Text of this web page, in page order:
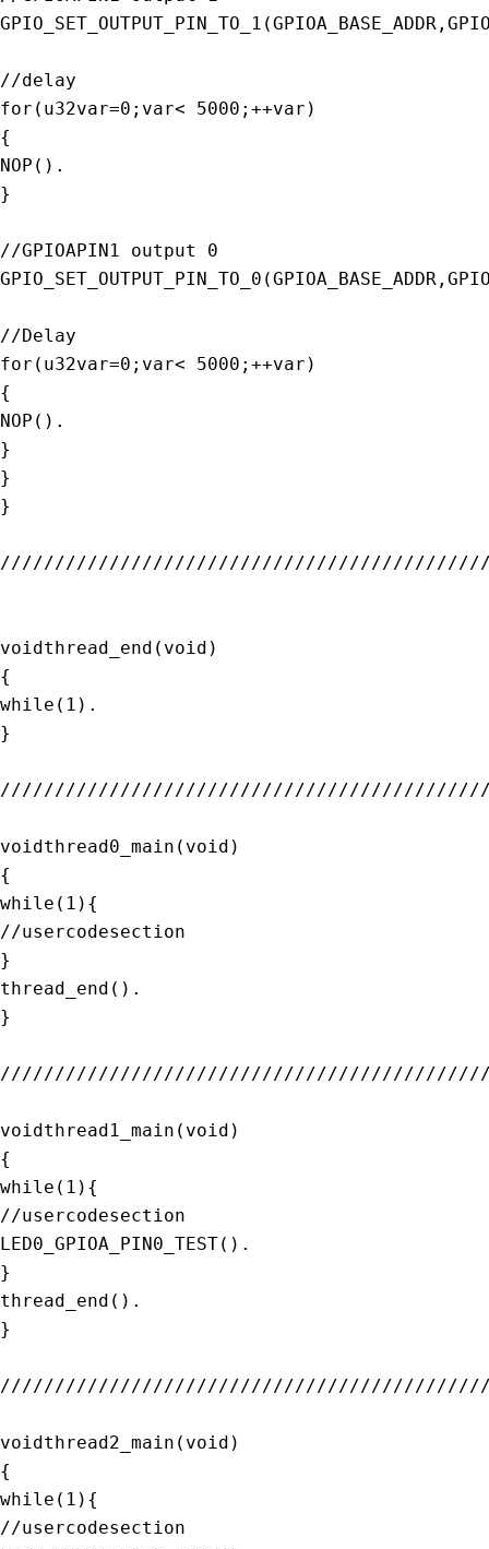
GPIO_SET_OUTPUT_PIN_TO_1 (GPIOA_BASE_ADDR ,
//delay
for ( u32var=0 ; var< 5000 ; ++var )
{
NOP ( ) .
}
//GPIOAPIN1 output 0
GPIO_SET_OUTPUT_PIN_TO_0 (GPIOA_BASE_ADDR ,
//Delay
for ( u32var=0 ; var< 5000 ; ++var )
{
NOP ( ) .
}
}
}
voidthread_end ( void )
{
while ( 1 ) .
}
voidthread0_main ( void )
{
while ( 1 ) {
//usercodesection
}
thread_end ( ) .
}
voidthread1_main ( void )
{
while ( 1 ) {
//usercodesection
LED0_GPIOA_PIN0_TEST( ) .
}
thread_end ( ) .
}
voidthread2_main ( void )
{
while ( 1 ) {
//usercodesection